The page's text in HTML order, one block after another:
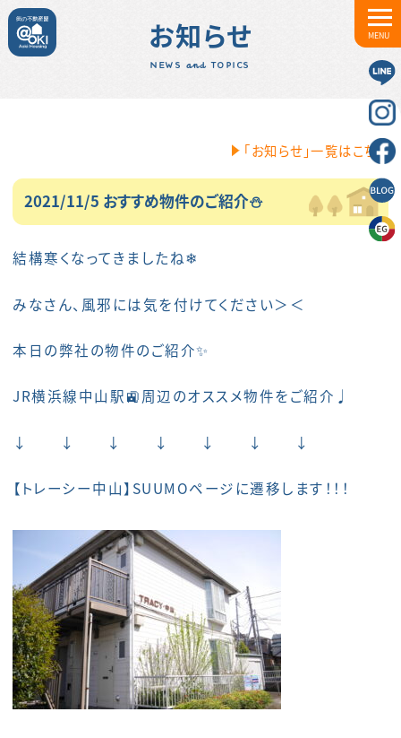
MENU
お知らせ
NEWS and TOPICS
「お知らせ」一覧はこちら
2021/11/5 おすすめ物件のご紹介⛄
結構寒くなってきましたね❄
みなさん、風邪には気を付けてください＞＜
本日の弊社の物件のご紹介✨
JR横浜線中山駅🚉周辺のオススメ物件をご紹介♩
↓ ↓ ↓ ↓ ↓ ↓ ↓
【 トレーシー中山】SUUMOページに遷移します！！！